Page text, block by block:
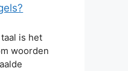
is het
woorden